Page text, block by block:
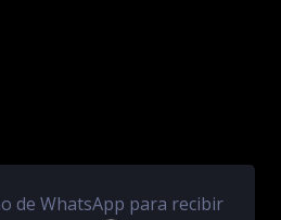
de WhatsApp para recibir